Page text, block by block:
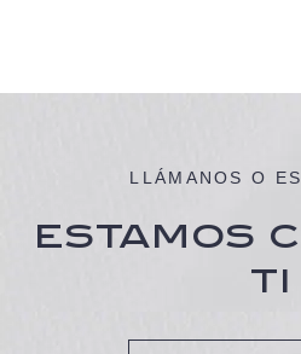
LLÁMANOS O
ESTAMOS
TI